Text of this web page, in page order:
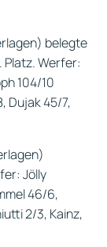
belegte
Platz. Werfer:
104/10
Dujak 45/7,
Jölly
46/6,
2/3, Kainz,